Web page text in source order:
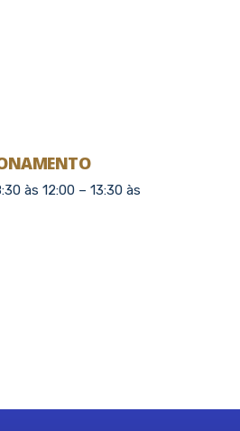
às 12:00 – 13:30 às